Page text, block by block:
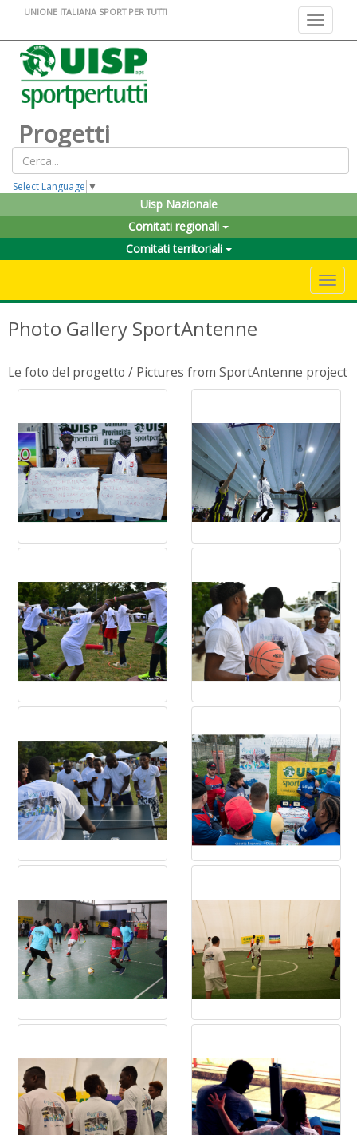
Toggle
UNIONE ITALIANA SPORT PER TUTTI
Progetti
Select Language ▼
Uisp Nazionale
Comitati regionali
Comitati territoriali
Photo Gallery SportAntenne
Le foto del progetto / Pictures from SportAntenne project